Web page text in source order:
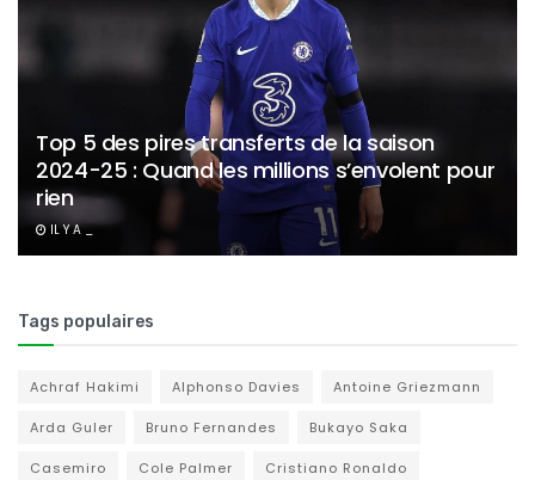
Top 5 des pires transferts de la saison
2024-25 : Quand les millions s’envolent pour
rien
IL Y A _
Tags populaires
Achraf Hakimi Alphonso Davies Antoine Griezmann
Arda Guler Bruno Fernandes Bukayo Saka
Casemiro Cole Palmer Cristiano Ronaldo